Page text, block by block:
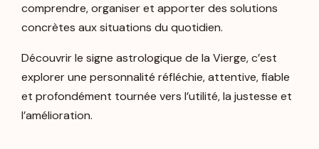
comprendre, organiser et apporter des solutions
concrètes aux situations du quotidien.
Découvrir le signe astrologique de la Vierge, c’est
explorer une personnalité réfléchie, attentive, fiable
et profondément tournée vers l’utilité, la justesse et
l’amélioration.